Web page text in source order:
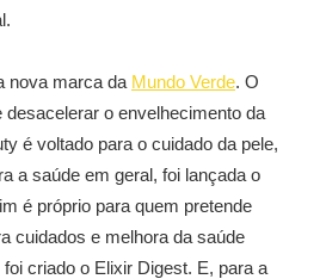
nova marca da Mundo Verde. O
desacelerar o envelhecimento da
é voltado para o cuidado da pele,
a saúde em geral, foi lançada o
é próprio para quem pretende
cuidados e melhora da saúde
criado o Elixir Digest. E, para a